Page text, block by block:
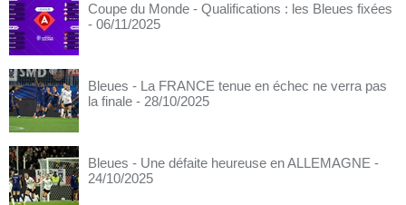
Coupe du Monde - Qualifications : les Bleues fixées
- 06/11/2025
Bleues - La FRANCE tenue en échec ne verra pas
la finale - 28/10/2025
Bleues - Une défaite heureuse en ALLEMAGNE -
24/10/2025